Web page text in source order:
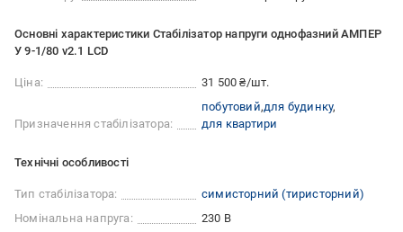
Основні характеристики Стабілізатор напруги однофазний АМПЕР
У 9-1/80 v2.1 LCD
Ціна: 31 500 ₴/шт.
Призначення стабілізатора:
побутовий для будинку
для квартири
Технічні особливості
Тип стабілізатора:
симисторний (тиристорний)
Номінальна напруга:
230 В